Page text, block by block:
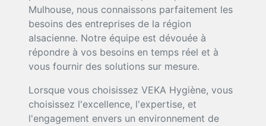
Mulhouse, nous connaissons parfaitement les
besoins des entreprises de la région
alsacienne. Notre équipe est dévouée à
répondre à vos besoins en temps réel et à
vous fournir des solutions sur mesure.
Lorsque vous choisissez VEKA Hygiène, vous
choisissez l'excellence, l'expertise, et
l'engagement envers un environnement de